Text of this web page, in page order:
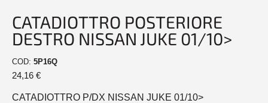
CATADIOTTRO POSTERIORE
DESTRO NISSAN JUKE 01/10>
COD: 5P16Q
24,16 €
CATADIOTTRO P/DX NISSAN JUKE 01/10>